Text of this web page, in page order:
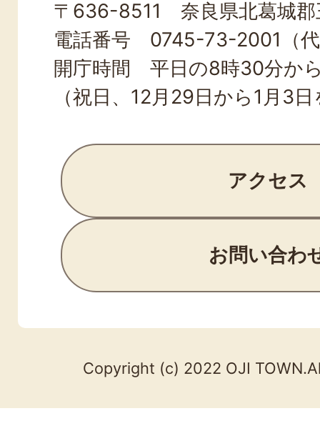
TOWN
〒636-8511 奈良県北葛城郡
電話番号 0745-73-2001（
開庁時間 平日の8時30分か
（祝日、12月29日から1月3
アクセス
お問い合わ
Copyright (c) 2022 OJI